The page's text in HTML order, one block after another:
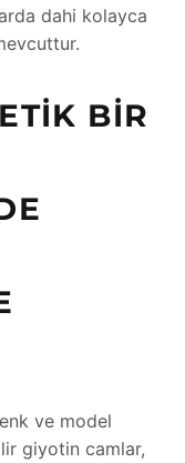
dahi kolayca
BIR
ve model
giyotin camlar,